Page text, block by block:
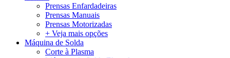
Prensas Enfardadeiras
Prensas Manuais
Prensas Motorizadas
+ Veja mais opções
Máquina de Solda
Corte à Plasma